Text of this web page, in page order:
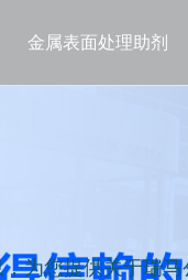
金属表面处理助剂
为您提供关于瑞